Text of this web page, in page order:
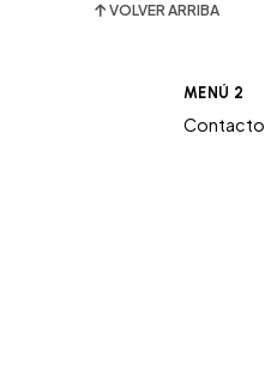
VOLVER ARRIBA
MENÚ 2
Contacto